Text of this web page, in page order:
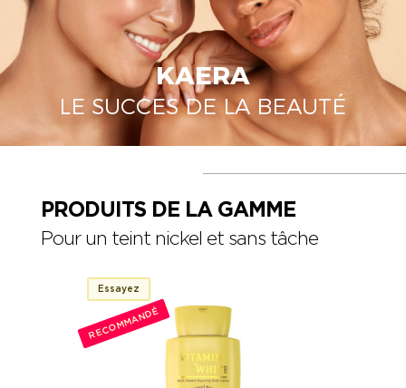
KAERA
LE SUCCES DE LA BEAUTÉ
PRODUITS DE LA GAMME
Pour un teint nickel et sans tâche
Essayez
RECOMMANDÉ